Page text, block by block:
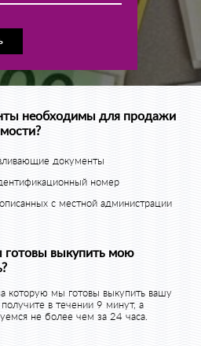
необходимы для продажи
документы
номер
с местной администрации
готовы выкупить мою
которую мы готовы выкупить вашу
в течении 9 минут, а
не более чем за 24 часа.